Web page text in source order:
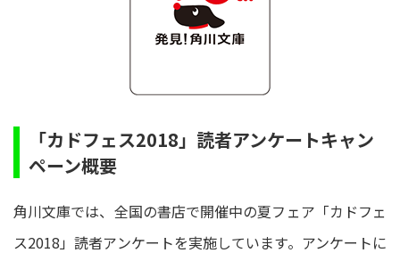
「カドフェス2018」読者アンケートキャン
ペーン概要
角川文庫では、全国の書店で開催中の夏フェア「カドフェ
ス2018」読者アンケートを実施しています。アンケートに